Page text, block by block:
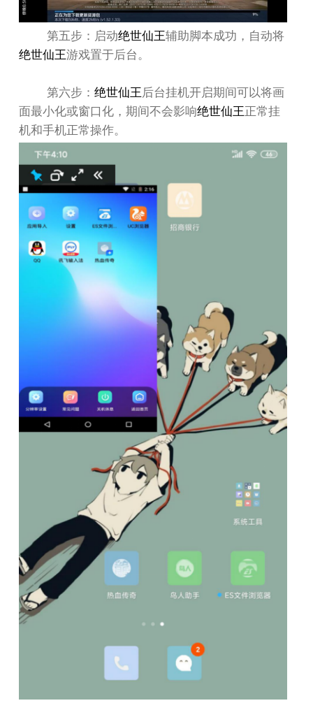
第五步：启动绝世仙王辅助脚本成功，自动将
绝世仙王游戏置于后台。
第六步：绝世仙王后台挂机开启期间可以将画
面最小化或窗口化，期间不会影响绝世仙王正常挂
机和手机正常操作。